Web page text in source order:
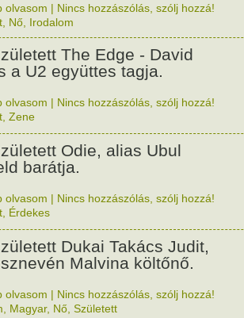
olvasom | Nincs hozzászólás, szólj hozzá!
Nő Irodalom
The Edge - David
a U2 együttes tagja.
olvasom | Nincs hozzászólás, szólj hozzá!
Zene
Odie, alias Ubul
barátja.
olvasom | Nincs hozzászólás, szólj hozzá!
Érdekes
Dukai Takács Judit,
Malvina költőnő.
olvasom | Nincs hozzászólás, szólj hozzá!
Magyar, Nő Született